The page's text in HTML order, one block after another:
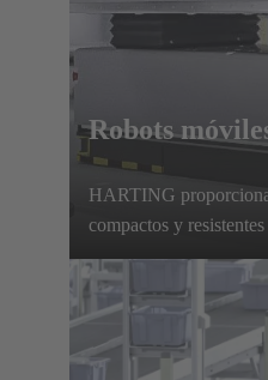
Robots
HARTING
compactos y
cables
que garantizan una
energía y datos.